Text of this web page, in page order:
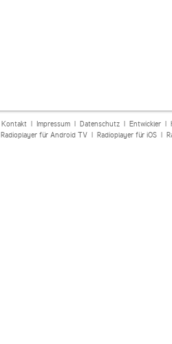
Kontakt| Impressum| Datenschutz| Entwickler|
Radioplayer für Android TV| Radioplayer für iOS|